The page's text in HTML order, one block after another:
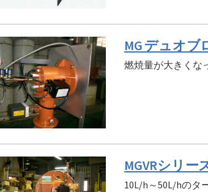
MG デュオブ
燃焼量が大きくな
MGVRシリ
10L/h～50L/hのタ